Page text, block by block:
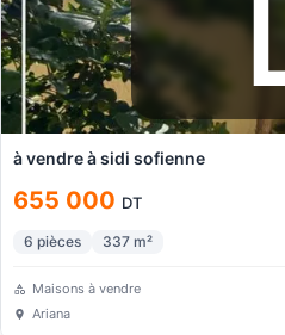
à vendre à sidi sofienne
655 000 DT
6 pièces 337 m²
Maisons à vendre
Ariana